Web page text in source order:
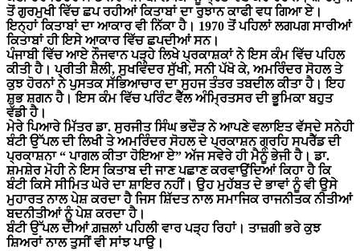
ਤੋਂ ਗੁਰਮੁਖੀ ਵਿੱਚ ਛਪ ਰਹੀਆਂ ਕਿਤਾਬਾਂ ਦਾ ਰੁਝਾਨ ਕਾਫੀ ਵਧ ਗਿਆ ਏ।
ਇਨ੍ਹਾਂ ਕਿਤਾਬਾਂ ਦਾ ਆਕਾਰ ਵੀ ਨਿੱਕਾ ਹੈ। 1970 ਤੋਂ ਪਹਿਲਾਂ ਲਗਪਗ ਸਾਰੀਆਂ
ਕਿਤਾਬਾਂ ਹੀ ਇਸੇ ਆਕਾਰ ਵਿੱਚ ਛਪਦੀਆਂ ਸਨ।
ਪੰਜਾਬੀ ਵਿੱਚ ਆਏ ਨੌਜਵਾਨ ਪੜ੍ਹੇ ਲਿਖੇ ਪ੍ਰਕਾਸ਼ਕਾਂ ਨੇ ਇਸ ਕੰਮ ਵਿੱਚ ਪਹਿਲ
ਕੀਤੀ ਹੈ। ਪ੍ਰੀਤੀ ਸ਼ੈਲੀ, ਸੁਖਵਿੰਦਰ ਸੁੱਖੀ, ਸਨੀ ਪੱਖੋ ਕੇ, ਅਮਰਿੰਦਰ ਸੋਹਲ ਤੇ
ਕੁਝ ਹੋਰਨਾਂ ਨੇ ਪੁਸਤਕ ਸੱਭਿਆਚਾਰ ਦਾ ਸੁਹਜ ਤੰਤਰ ਤਬਦੀਲ ਕੀਤਾ ਹੈ। ਇਹ
ਸ਼ੁਭ ਸ਼ਗਨ ਹੈ। ਇਸ ਕੰਮ ਵਿੱਚ ਪਰਿੰਟ ਵੈੱਲ ਅੰਮ੍ਰਿਤਸਰ ਦੀ ਭੂਮਿਕਾ ਬਹੁਤ
ਵੱਡੀ ਹੈ।
ਮੇਰੇ ਪਿਆਰੇ ਮਿੱਤਰ ਡਾ. ਸੁਰਜੀਤ ਸਿੰਘ ਭਦੌੜ ਨੇ ਆਪਣੇ ਵਲਾਇਤ ਵੱਸਦੇ ਸਨੇਹੀ
ਬੰਟੀ ਉੱਪਲ ਦੀ ਲਿਖੀ ਤੇ ਅਮਰਿੰਦਰ ਸੋਹਲ ਦੇ ਪ੍ਰਕਾਸ਼ਨ ਗ੍ਰਹਿ ਸਪਰੈੱਡ ਦੀ
ਪ੍ਰਕਾਸ਼ਨਾ “ ਪਾਗਲ ਕੀਤਾ ਹੋਇਆ ਏ” ਅੱਜ ਸਵੇਰੇ ਹੀ ਮੈਨੂੰ ਭੇਜੀ ਹੈ। ਡਾ.
ਸ਼ਮਸ਼ੇਰ ਮੋਹੀ ਨੇ ਇਸ ਕਿਤਾਬ ਦੀ ਜਾਣ ਪਛਾਣ ਕਰਵਾਉਂਦਿਆਂ ਕਿਹਾ ਹੈ ਕਿ
ਬੰਟੀ ਕਿਸੇ ਸੀਮਿਤ ਘੇਰੇ ਦਾ ਸ਼ਾਇਰ ਨਹੀਂ। ਉਹ ਮੁਹੱਬਤ ਦੇ ਭਾਵਾਂ ਨੂੰ ਵੀ ਉਸੇ
ਮੁਹਾਰਤ ਨਾਲ ਪੇਸ਼ ਕਰਦਾ ਹੈ ਜਿਸ ਸ਼ਿੱਦਤ ਨਾਲ ਸਮਾਜਿਕ ਰਾਜਨੀਤਕ ਨੀਤੀਆਂ
ਬਦਨੀਤੀਆਂ ਨੂੰ ਪੇਸ਼ ਕਰਦਾ ਹੈ।
ਬੰਟੀ ਉੱਪਲ ਦੀਆਂ ਗ਼ਜ਼ਲਾਂ ਪਹਿਲੀ ਵਾਰ ਪੜ੍ਹ ਰਿਹਾਂ। ਤਾਜ਼ਗੀ ਭਰੇ ਕੁਝ
ਸ਼ਿਅਰਾਂ ਨਾਲ ਤੁਸੀਂ ਵੀ ਸਾਂਝ ਪਾਉ।